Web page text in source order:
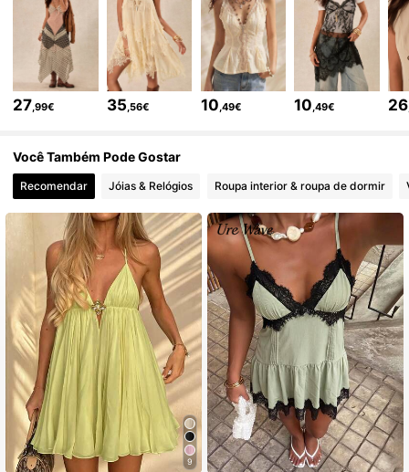
253K Seguidores
4,78 253K Seguidores
4,78 253K Seguidores
4,78 253K Seguidores
4,78 253K Seguidores
4,78 253K Seguidores
4,78 253K Seguidores
27,99€ 35,56€ 10,49€ 10,49€ 26
Você Também Pode Gostar
Recomendar Jóias & Relógios Roupa interior & roupa de dormir
9